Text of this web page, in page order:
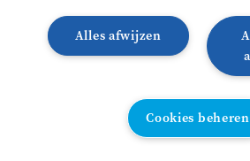
Lees meer
LAATSTE PLAATSEN
Alles afwijzen
Cookies beheren